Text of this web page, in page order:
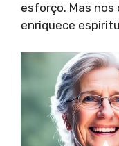
esforço. Mas nos
enriquece